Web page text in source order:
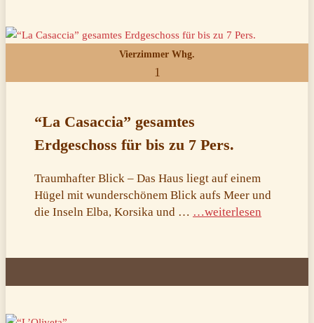
Vierzimmer Whg.
1
“La Casaccia” gesamtes
Erdgeschoss für bis zu 7 Pers.
Traumhafter Blick – Das Haus liegt auf einem
Hügel mit wunderschönem Blick aufs Meer und
die Inseln Elba, Korsika und … …weiterlesen